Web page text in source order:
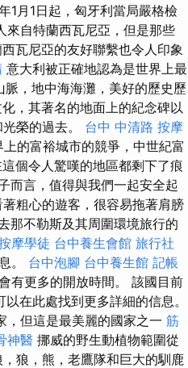
1月1日起，匈牙利當局嚴格檢
來自特蘭西瓦尼亞，但是那些
瓦尼亞的友好聯繫也令人印象
意大利被正確地認為是世界上最
，地中海海灘，美好的歷史歷
，其著名的地面上的紀念碑以
榮的過去。 台中 中清路 按摩
的富裕城市的競爭，中世紀富
個令人驚嘆的地區都剩下了痕
而言，值得與我們一起安全起
粗心的遊客，很容易拖著肩膀
那不勒斯及其周圍環境旅行的
摩學徒 台中養生會館 旅行社
。 台中泡腳 台中養生館 記帳
有更多的開放時間。 該國目前
以在此處找到更多詳細的信息。
，但這是最美麗的國家之一 筋
神醫 挪威的野生動植物範圍從
狼，熊，老鷹隊和巨大的馴鹿